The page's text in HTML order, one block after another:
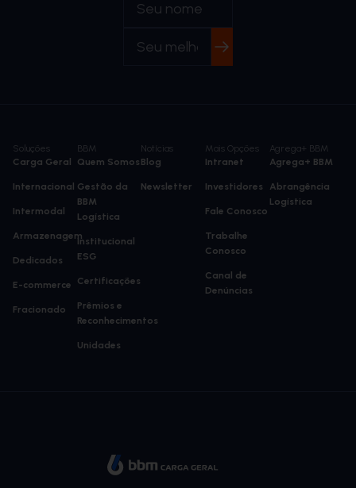
Soluções
Carga Geral
Internacional
Intermodal
Armazenagem
Dedicados
E-commerce
Fracionado
BBM
Quem Somos
Gestão da
BBM
Logística
Institucional
ESG
Certificações
Prêmios e
Reconhecimentos
Unidades
Notícias
Blog
Newsletter
Agrega+ BBM
Agrega+ BBM
Abrangência
Logística
Mais Opções
Intranet
Investidores
Fale Conosco
Trabalhe
Conosco
Canal de
Denúncias